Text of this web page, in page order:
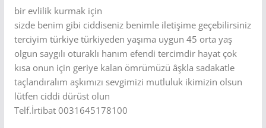
bir evlilik kurmak için
sizde benim gibi ciddiseniz benimle iletişime geçebilirsiniz
terciyim türkiye türkiyeden yaşıma uygun 45 orta yaş
olgun saygılı oturaklı hanım efendi tercimdir hayat çok
kısa onun için geriye kalan ömrümüzü âşkla sadakatle
taçlandıralım aşkımızı sevgimizi mutluluk ikimizin olsun
lütfen ciddi dürüst olun
Telf.İrtibat 0031645178100